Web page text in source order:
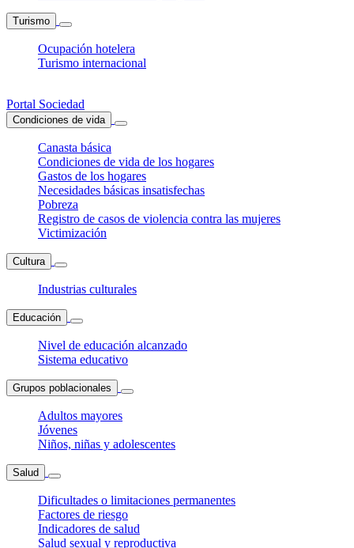
Turismo
Ocupación hotelera
Turismo internacional
Portal Sociedad
Condiciones de vida
Canasta básica
Condiciones de vida de los hogares
Gastos de los hogares
Necesidades básicas insatisfechas
Pobreza
Registro de casos de violencia contra las mujeres
Victimización
Cultura
Industrias culturales
Educación
Nivel de educación alcanzado
Sistema educativo
Grupos poblacionales
Adultos mayores
Jóvenes
Niños, niñas y adolescentes
Salud
Dificultades o limitaciones permanentes
Factores de riesgo
Indicadores de salud
Salud sexual y reproductiva